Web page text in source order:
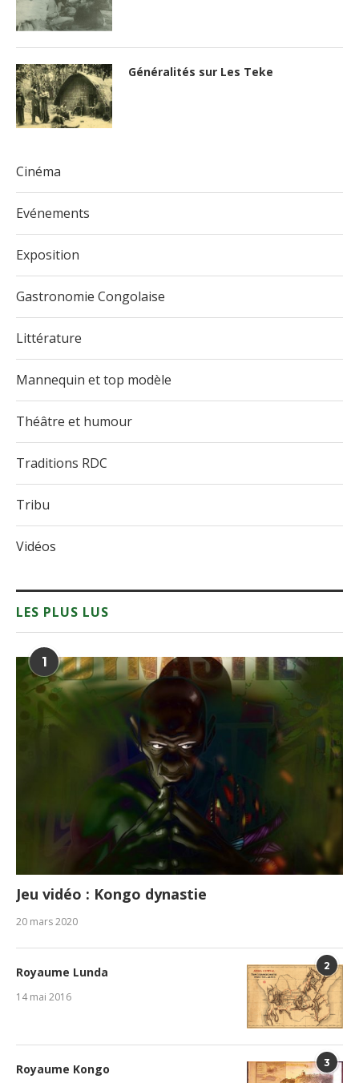
Généralités sur Les Teke
Cinéma
Evénements
Exposition
Gastronomie Congolaise
Littérature
Mannequin et top modèle
Théâtre et humour
Traditions RDC
Tribu
Vidéos
LES PLUS LUS
1
Jeu vidéo : Kongo dynastie
20 mars 2020
2
Royaume Lunda
14 mai 2016
3
Royaume Kongo